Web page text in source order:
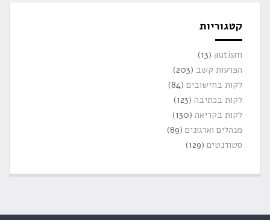
קטגוריות
autism
(13)
הפרעות קשב (203)
לקות בחישובים (84)
לקות בכתיבה (123)
לקות בקריאה (130)
מנהלים וארגונים (89)
סטודנטים (129)